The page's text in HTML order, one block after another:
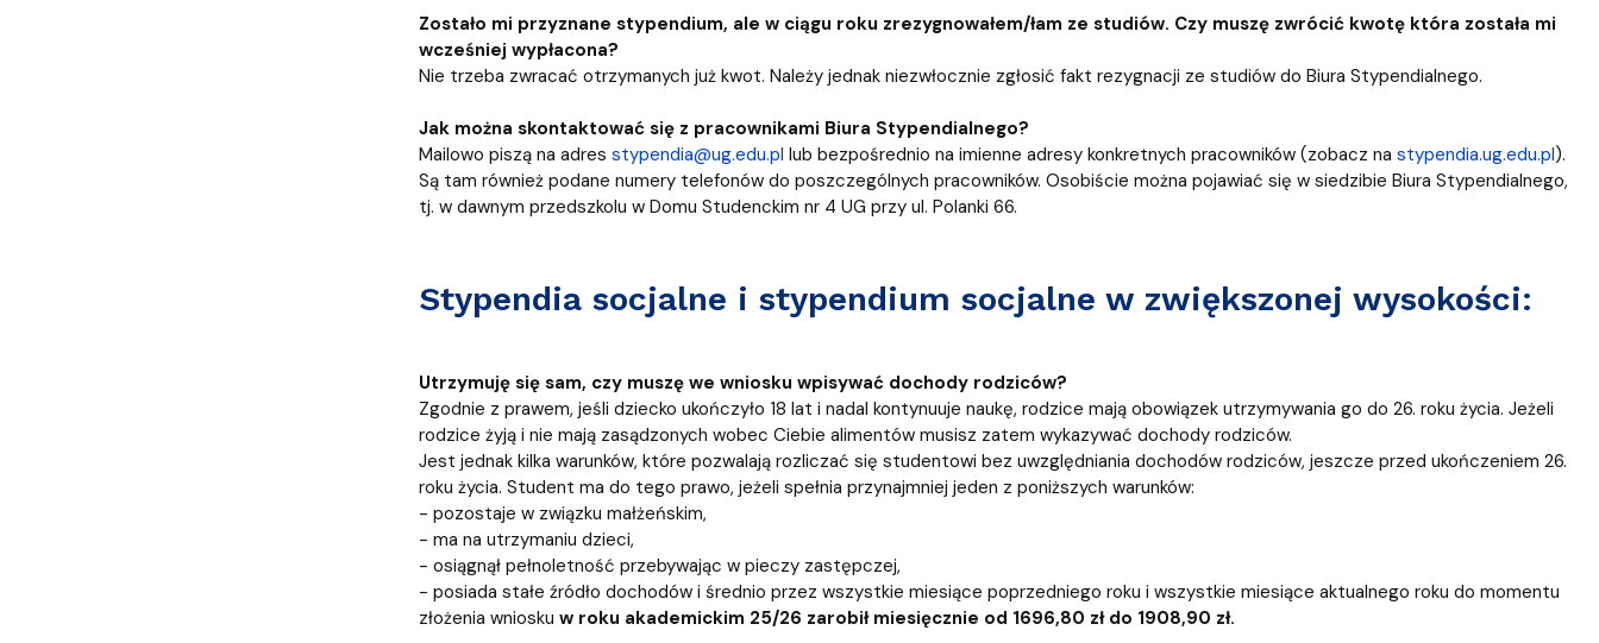
Zostało mi przyznane stypendium, ale w ciągu roku zrezygnowałem/łam ze studiów. Czy muszę zwrócić kwotę która została mi
wcześniej wypłacona?
Nie trzeba zwracać otrzymanych już kwot. Należy jednak niezwłocznie zgłosić fakt rezygnacji ze studiów do Biura Stypendialnego.
Jak można skontaktować się z pracownikami Biura Stypendialnego?
Mailowo piszą na adres stypendia@ug.edu.pl lub bezpośrednio na imienne adresy konkretnych pracowników (zobacz na stypendia.ug.edu.pl).
Są tam również podane numery telefonów do poszczególnych pracowników. Osobiście można pojawiać się w siedzibie Biura Stypendialnego,
tj. w dawnym przedszkolu w Domu Studenckim nr 4 UG przy ul. Polanki 66.
Stypendia socjalne i stypendium socjalne w zwiększonej wysokości:
Utrzymuję się sam, czy muszę we wniosku wpisywać dochody rodziców?
Zgodnie z prawem, jeśli dziecko ukończyło 18 lat i nadal kontynuuje naukę, rodzice mają obowiązek utrzymywania go do 26. roku życia. Jeżeli
rodzice żyją i nie mają zasądzonych wobec Ciebie alimentów musisz zatem wykazywać dochody rodziców.
Jest jednak kilka warunków, które pozwalają rozliczać się studentowi bez uwzględniania dochodów rodziców, jeszcze przed ukończeniem 26.
roku życia. Student ma do tego prawo, jeżeli spełnia przynajmniej jeden z poniższych warunków:
- pozostaje w związku małżeńskim,
- ma na utrzymaniu dzieci,
- osiągnął pełnoletność przebywając w pieczy zastępczej,
- posiada stałe źródło dochodów i średnio przez wszystkie miesiące poprzedniego roku i wszystkie miesiące aktualnego roku do momentu
złożenia wniosku w roku akademickim 25/26 zarobił miesięcznie od 1696,80 zł do 1908,90 zł.